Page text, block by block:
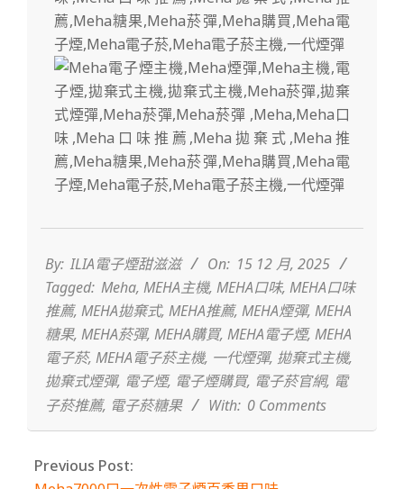
15
By: ILIA電子煙甜滋滋 On: 15 12 月, 2025
Tagged: Meha, MEHA主機, MEHA口味, MEHA口味
推薦, MEHA拋棄式, MEHA推薦, MEHA煙彈, MEHA
糖果, MEHA菸彈, MEHA購買, MEHA電子煙, MEHA
電子菸, MEHA電子菸主機, 一代煙彈, 拋棄式主機,
拋棄式煙彈, 電子煙, 電子煙購買, 電子菸官網, 電
子菸推薦, 電子菸糖果 With: 0 Comments
Previous Post: